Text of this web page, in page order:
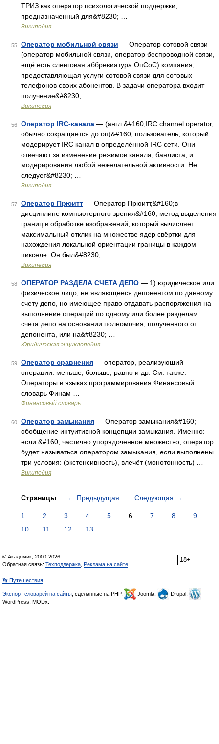
ТРИЗ как оператор психологической поддержки,
предназначенный для&#8230; …
Википедия
55 Оператор мобильной связи — Оператор сотовой связи
(оператор мобильной связи, оператор беспроводной связи,
ещё есть сленговая аббревиатура ОпСоС) компания,
предоставляющая услуги сотовой связи для сотовых
телефонов своих абонентов. В задачи оператора входит
получение&#8230; …
Википедия
56 Оператор IRC-канала — (англ.&#160;IRC channel operator,
обычно сокращается до оп)&#160; пользователь, который
модерирует IRC канал в определённой IRC сети. Они
отвечают за изменение режимов канала, банлиста, и
модерирования любой нежелательной активности. Не
следует&#8230; …
Википедия
57 Оператор Прюитт — Оператор Прюитт,&#160;в
дисциплине компьютерного зрения&#160; метод выделения
границ в обработке изображений, который вычисляет
максимальный отклик на множестве ядер свёртки для
нахождения локальной ориентации границы в каждом
пикселе. Он был&#8230; …
Википедия
58 ОПЕРАТОР РАЗДЕЛА СЧЕТА ДЕПО — 1) юридическое или
физическое лицо, не являющееся депонентом по данному
счету депо, но имеющее право отдавать распоряжения на
выполнение операций по одному или более разделам
счета депо на основании полномочия, полученного от
депонента, или на&#8230; …
Юридическая энциклопедия
59 Оператор сравнения — оператор, реализующий
операции: меньше, больше, равно и др. См. также:
Операторы в языках программирования Финансовый
словарь Финам …
Финансовый словарь
60 Оператор замыкания — Оператор замыкания&#160;
обобщение интуитивной концепции замыкания. Именно:
если &#160; частично упорядоченное множество, оператор
будет называться оператором замыкания, если выполнены
три условия: (экстенсивность), влечёт (монотонность) …
Википедия
Страницы ← Предыдущая Следующая →
1 2 3 4 5 6 7 8
9
10
11 12 13
18+
© Академик, 2000-2026
Обратная связь: Техподдержка Реклама на сайте
👣 Путешествия
Экспорт словарей на сайты , сделанные на PHP, Joomla,
Drupal,
WordPress, MODx.